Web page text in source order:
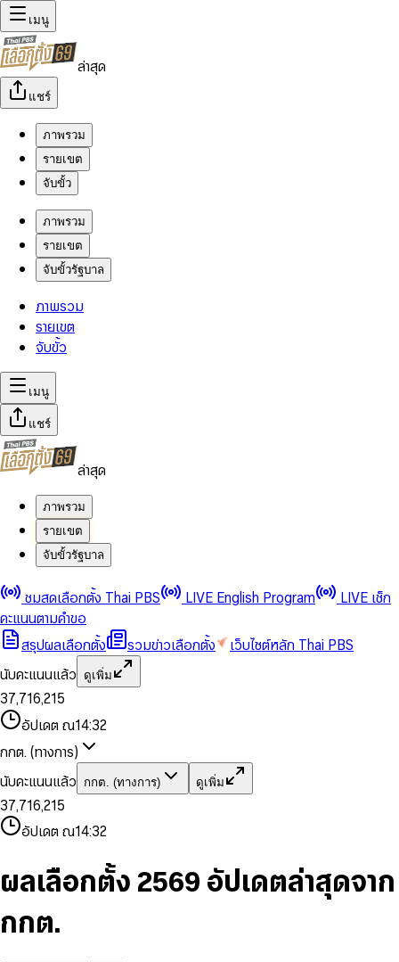
เมนู
ล่าสุด
แชร์
ภาพรวม
รายเขต
จับขั้ว
ภาพรวม
รายเขต
จับขั้วรัฐบาล
ภาพรวม
รายเขต
จับขั้ว
เมนู
แชร์
ล่าสุด
ภาพรวม
รายเขต
จับขั้วรัฐบาล
ชมสดเลือกตั้ง Thai PBS LIVE English Program
LIVE เช็ก
คะแนนตามคำขอ
สรุปผลเลือกตั้ง
รวมข่าวเลือกตั้ง
เว็บไซต์หลัก Thai PBS
นับคะแนนแล้ว
ดูเพิ่ม
0
1
2
3
4
5
6
8
9
0
1
2
3
4
5
6
7
8
9
,
0
1
2
4
6
7
8
9
0
1
2
3
4
5
6
7
8
9
0
1
3
5
6
7
8
9
,
1
2
4
5
7
8
9
0
1
3
4
6
7
8
9
0
2
3
4
5
7
8
อัปเดต ณ14:32
กกต. (ทางการ)
นับคะแนนแล้ว
กกต. (ทางการ) ดูเพิ่ม
0
1
2
3
4
5
7
8
0
1
2
4
5
6
7
8
9
,
0
1
2
4
6
7
8
9
0
1
2
3
5
6
8
9
0
1
3
5
6
7
8
,
1
2
4
6
7
9
0
1
3
5
6
8
9
0
2
3
4
5
7
9
อัปเดต ณ14:32
ผลเลือกตั้ง 2569 อัปเดตล่าสุดจาก
กกต.